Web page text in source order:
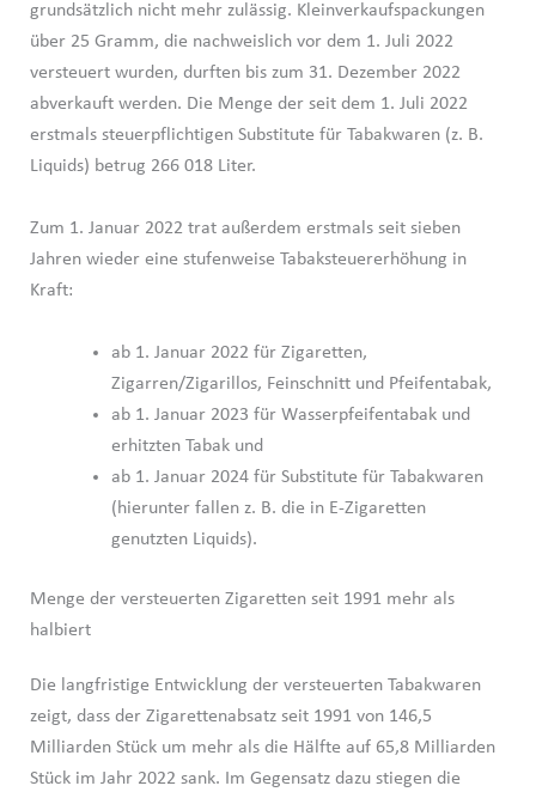
grundsätzlich nicht mehr zulässig. Kleinverkaufspackungen
über 25 Gramm, die nachweislich vor dem 1. Juli 2022
versteuert wurden, durften bis zum 31. Dezember 2022
abverkauft werden. Die Menge der seit dem 1. Juli 2022
erstmals steuerpflichtigen Substitute für Tabakwaren (z. B.
Liquids) betrug 266 018 Liter.
Zum 1. Januar 2022 trat außerdem erstmals seit sieben
Jahren wieder eine stufenweise Tabaksteuererhöhung in
Kraft:
ab 1. Januar 2022 für Zigaretten,
Zigarren/Zigarillos, Feinschnitt und Pfeifentabak,
ab 1. Januar 2023 für Wasserpfeifentabak und
erhitzten Tabak und
ab 1. Januar 2024 für Substitute für Tabakwaren
(hierunter fallen z. B. die in E-Zigaretten
genutzten Liquids).
Menge der versteuerten Zigaretten seit 1991 mehr als
halbiert
Die langfristige Entwicklung der versteuerten Tabakwaren
zeigt, dass der Zigarettenabsatz seit 1991 von 146,5
Milliarden Stück um mehr als die Hälfte auf 65,8 Milliarden
Stück im Jahr 2022 sank. Im Gegensatz dazu stiegen die